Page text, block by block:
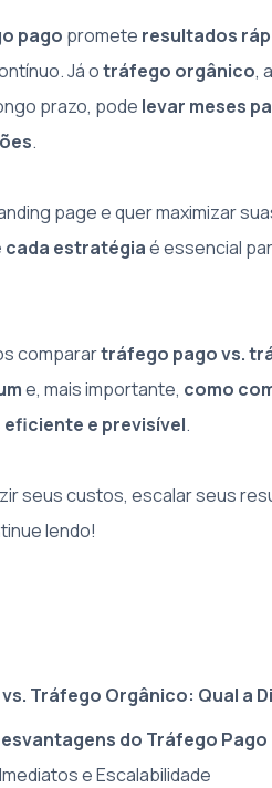
pago promete resultados
Já otráfego orgânico,
prazo, pode levar meses
.
page e quer maximizar
cada estratégiaé essencial
comparartráfego pago vs.
e, mais importante, como
e previsível.
seus custos, escalar seus
lendo!
Tráfego Orgânico: Qual a
do Tráfego Pago
e Escalabilidade